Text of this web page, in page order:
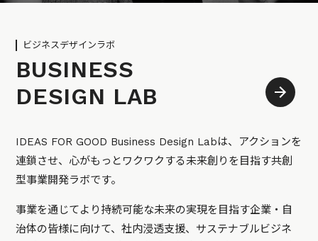
ビジネスデザインラボ
BUSINESS
DESIGN LAB
IDEAS FOR GOOD Business Design Labは、アクションを
連鎖させ、心がもっとワクワクする未来創りを目指す共創
型事業開発ラボです。
事業を通じてより持続可能な未来の実現を目指す企業・自
治体の皆様に向けて、社内浸透支援、サステナブルビジネ